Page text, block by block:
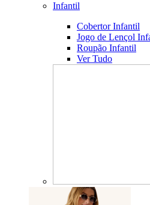
Infantil
Cobertor Infantil
Jogo de Lençol
Roupão Infantil
Ver Tudo